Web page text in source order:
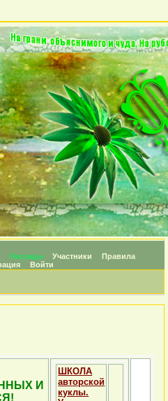
Награды Участники
Правила
Войти
И
ШКОЛА
авторской
куклы.